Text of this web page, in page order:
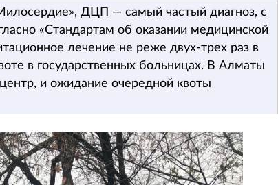
ДЦП — самый частый диагноз, с
«Стандартам об оказании медицинской
лечение не реже двух-трех раз в
в государственных больницах. В Алматы
и ожидание очередной квоты